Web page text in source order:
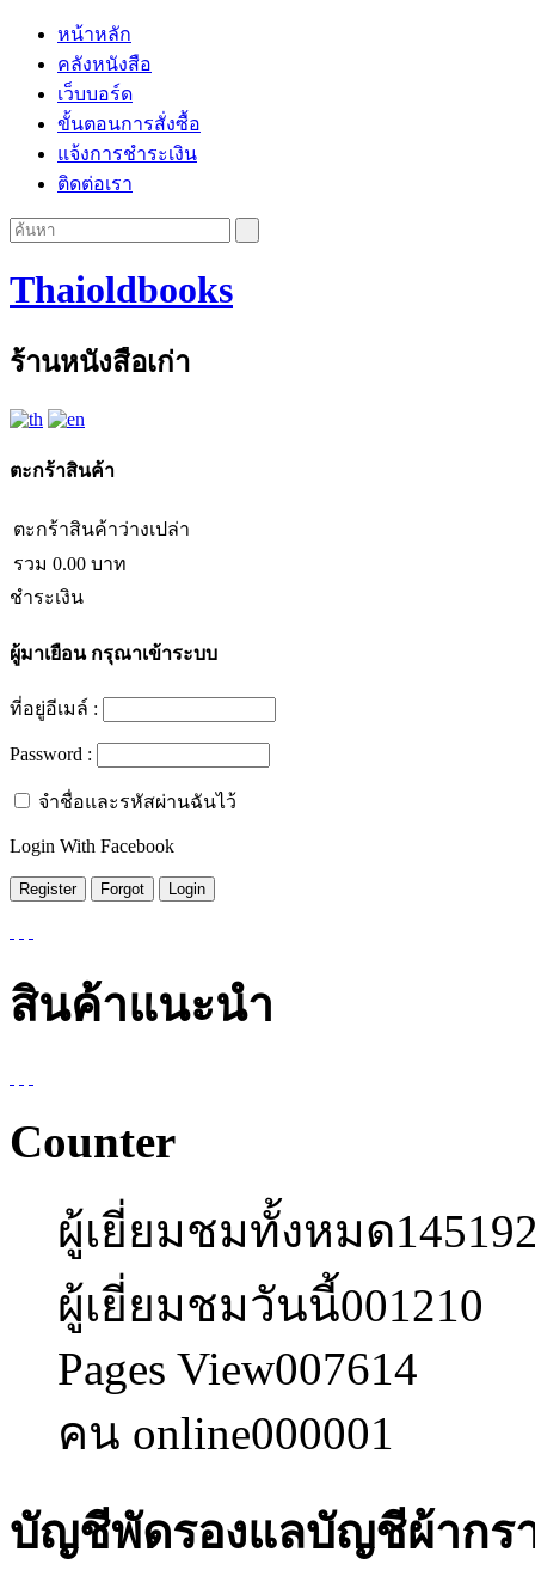
หน้าหลัก
คลังหนังสือ
เว็บบอร์ด
ขั้นตอนการสั่งซื้อ
แจ้งการชำระเงิน
ติดต่อเรา
Thaioldbooks
ร้านหนังสือเก่า
ตะกร้าสินค้า
ตะกร้าสินค้าว่างเปล่า
รวม 0.00 บาท
ชำระเงิน
ผู้มาเยือนกรุณาเข้าระบบ
ที่อยู่อีเมล์ :
Password :
จำชื่อและรหัสผ่านฉันไว้
Login With Facebook
สินค้าแนะนำ
Counter
ผู้เยี่ยมชมทั้งหมด
ผู้เยี่ยมชมวันนี้001210
Pages View007614
คน online000001
บัญชีพัดรองแลบัญชีผ้ากร